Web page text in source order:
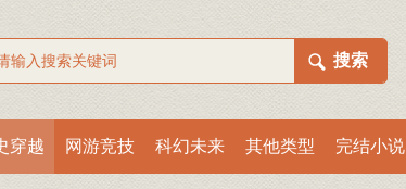
穿越 网游竞技 科幻未来 其他类型 完结小说